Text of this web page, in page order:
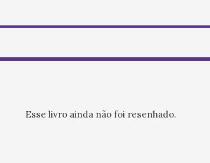
Esse livro ainda não foi resenhado.